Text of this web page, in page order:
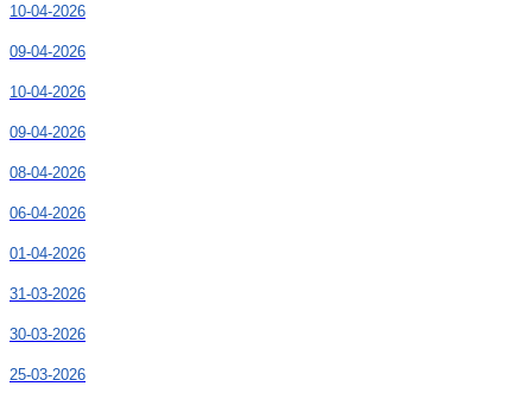
10-04-2026
09-04-2026
10-04-2026
09-04-2026
08-04-2026
06-04-2026
01-04-2026
31-03-2026
30-03-2026
25-03-2026